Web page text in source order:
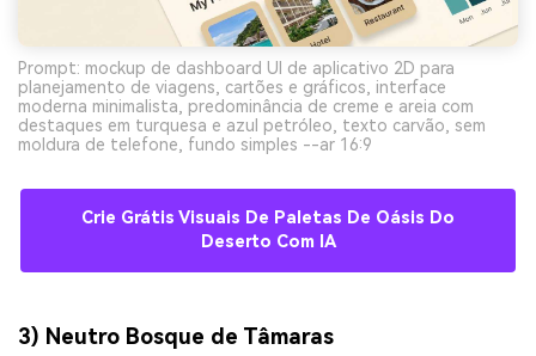
Prompt: mockup de dashboard UI de aplicativo 2D para
planejamento de viagens, cartões e gráficos, interface
moderna minimalista, predominância de creme e areia com
destaques em turquesa e azul petróleo, texto carvão, sem
moldura de telefone, fundo simples --ar 16:9
Crie Grátis Visuais De Paletas De Oásis Do
Deserto Com IA
3) Neutro Bosque de Tâmaras